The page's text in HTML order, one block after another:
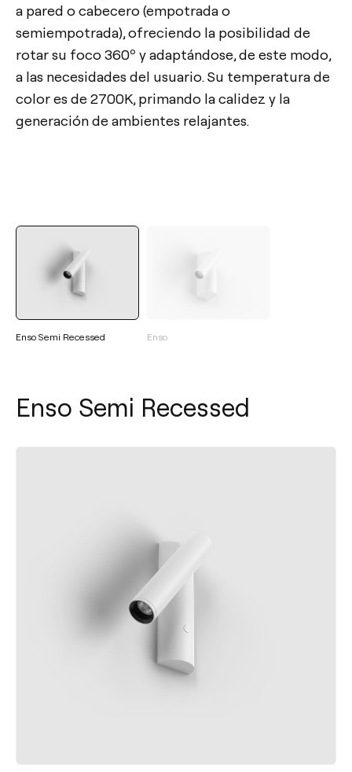
a pared o cabecero (empotrada o
semiempotrada), ofreciendo la posibilidad de
rotar su foco 360º y adaptándose, de este modo,
a las necesidades del usuario. Su temperatura de
color es de 2700K, primando la calidez y la
generación de ambientes relajantes.
Enso Semi Recessed Enso
Enso Semi Recessed